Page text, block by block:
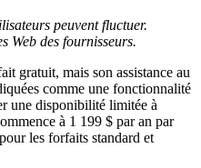
peuvent fluctuer.
Web des fournisseurs.
gratuit, mais son assistance au
comme une fonctionnalité
une disponibilité limitée à
à 1 199 $ par an par
les forfaits standard et